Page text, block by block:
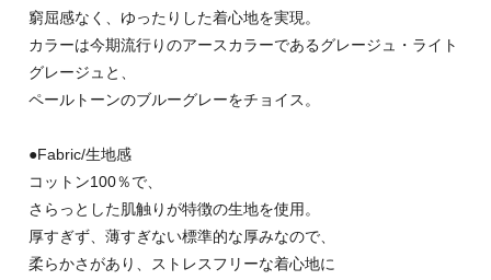
窮屈感なく、ゆったりした着心地を実現。
カラーは今期流行りのアースカラーであるグレージュ・ライト
グレージュと、
ペールトーンのブルーグレーをチョイス。
●Fabric/生地感
コットン100％で、
さらっとした肌触りが特徴の生地を使用。
厚すぎず、薄すぎない標準的な厚みなので、
柔らかさがあり、ストレスフリーな着心地に